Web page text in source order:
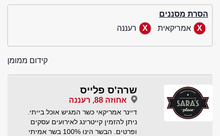
הסרת מסננים
אמריקאית
רעננה
קידום ממומן
שרה'ס פלייס
אחוזה 88, רעננה
דיינר אמריקאי כשר המגיש אוכל בייתי.
ניתן להזמין קייטרינג לאירועים עסקים
ופרטים. הבשר הינו 100% בשר אמיתי